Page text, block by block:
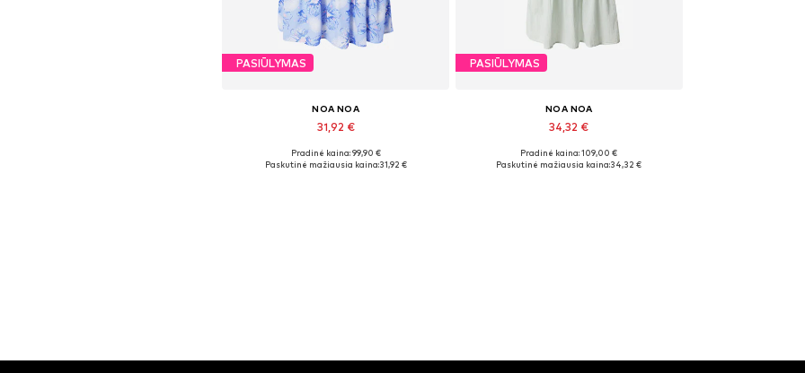
PASIŪLYMAS
NOA NOA
31,92 €
Galimi dydžiai: 38
Pradinė kaina: 99,90 €
Paskutinė mažiausia kaina:31,92 €
PASIŪLYMAS
NOA NOA
34,32 €
Galimi dydžiai: 36
Pradinė kaina: 109,00 €
Paskutinė mažiausia kaina:34,32 €